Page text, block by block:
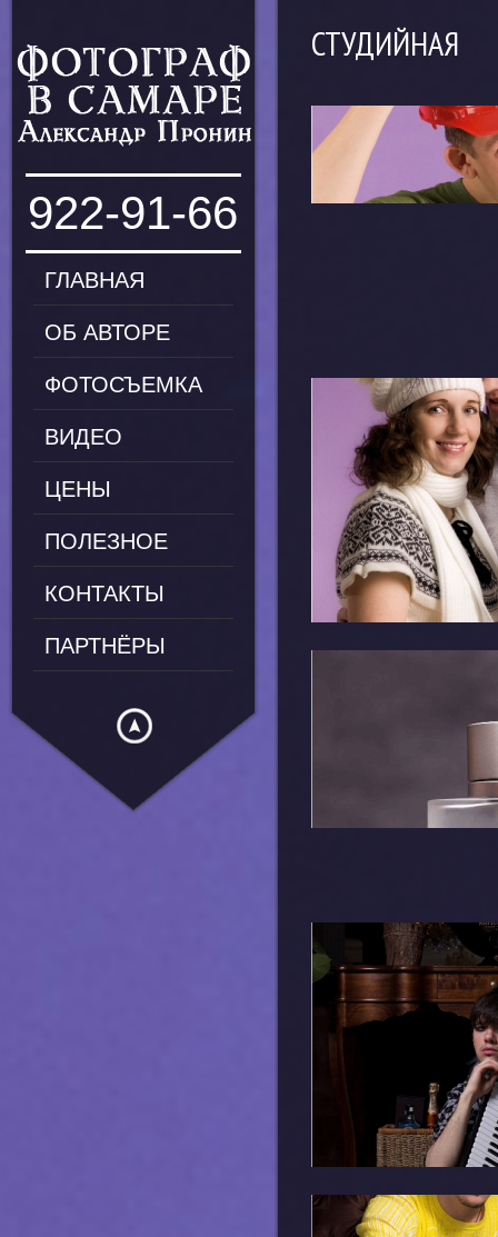
922-91-66
ГЛАВНАЯ
ОБ АВТОРЕ
ФОТОСЪЕМКА
ВИДЕО
ЦЕНЫ
ПОЛЕЗНОЕ
КОНТАКТЫ
ПАРТНЁРЫ
СТУДИЙНАЯ